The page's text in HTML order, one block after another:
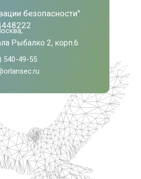
безопасности"
Рыбалко 2, корп.6
540-49-55